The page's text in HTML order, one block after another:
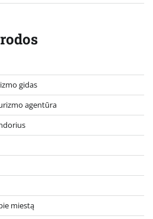
gidas
agentūra
miestą